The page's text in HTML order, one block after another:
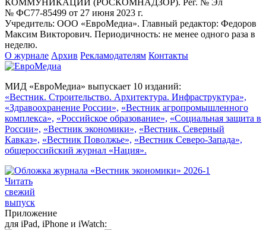
КОММУНИКАЦИЙ (РОСКОМНАДЗОР). Рег. № Эл
№ ФС77-85499 от 27 июня 2023 г.
Учредитель: ООО «ЕвроМедиа». Главный редактор: Федоров
Максим Викторович. Периодичность: не менее одного раза в
неделю.
О журнале Архив Рекламодателям Контакты
МИД «ЕвроМедиа» выпускает 10 изданий:
«Вестник. Строительство. Архитектура. Инфраструктура»,
«Здравоохранение России», «Вестник агропромышленного
комплекса», «Российское образование», «Социальная защита в
России», «Вестник экономики», «Вестник. Северный
Кавказ», «Вестник Поволжье», «Вестник Северо-Запада»,
общероссийский журнал «Нация».
Читать
свежий
выпуск
Приложение
для iPad, iPhone и iWatch: